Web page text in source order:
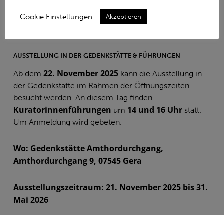
AUSSTELLUNG IN DER GEDENKSTÄTTE & FÜHRUNGEN
Ab dem 22. November 2025 kann die Ausstellung in
der Gedenkstätte im Rahmen der Öffnungszeiten
besucht werden. An diesem Tag finden
Kuratorinnenführungen um 14 und 16 Uhrstatt.
Um Anmeldung wird gebeten.
Wo: Gedenkstätte Amthordurchgang,
Amthordurchgang 9, 07545 Gera
Ausstellungszeitraum: 21. November 2025 bis 31.
Mai 2026
Cookie Einstellungen Akzeptieren